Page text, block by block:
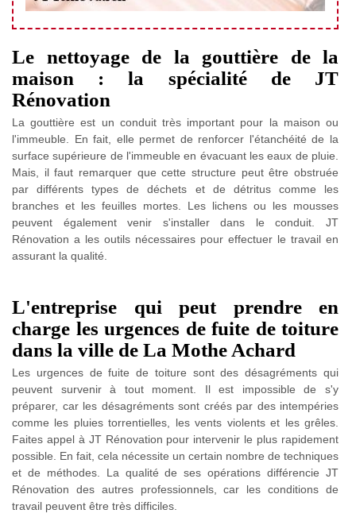
Le nettoyage de la gouttière de la
maison : la spécialité de JT
Rénovation
La gouttière est un conduit très important pour la maison ou
l'immeuble. En fait, elle permet de renforcer l'étanchéité de la
surface supérieure de l'immeuble en évacuant les eaux de pluie.
Mais, il faut remarquer que cette structure peut être obstruée
par différents types de déchets et de détritus comme les
branches et les feuilles mortes. Les lichens ou les mousses
peuvent également venir s'installer dans le conduit. JT
Rénovation a les outils nécessaires pour effectuer le travail en
assurant la qualité.
L'entreprise qui peut prendre en
charge les urgences de fuite de toiture
dans la ville de La Mothe Achard
Les urgences de fuite de toiture sont des désagréments qui
peuvent survenir à tout moment. Il est impossible de s'y
préparer, car les désagréments sont créés par des intempéries
comme les pluies torrentielles, les vents violents et les grêles.
Faites appel à JT Rénovation pour intervenir le plus rapidement
possible. En fait, cela nécessite un certain nombre de techniques
et de méthodes. La qualité de ses opérations différencie JT
Rénovation des autres professionnels, car les conditions de
travail peuvent être très difficiles.